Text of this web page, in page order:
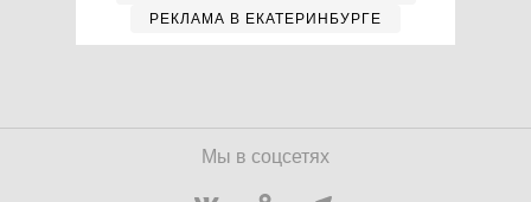
РЕКЛАМА В ЕКАТЕРИНБУРГЕ
Мы в соцсетях